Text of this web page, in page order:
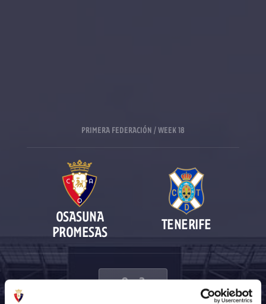
PRIMERA FEDERACIÓN / WEEK 18
OSASUNA
PROMESAS
TENERIFE
0-2